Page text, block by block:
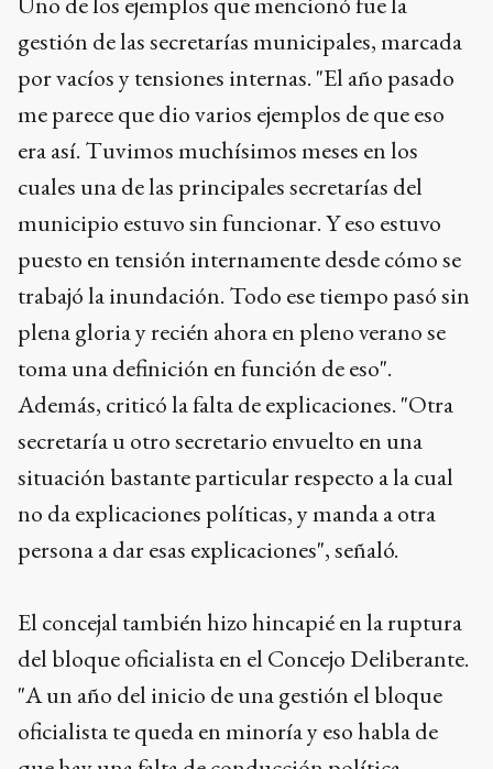
gestión de las secretarías municipales, marcada
por vacíos y tensiones internas. "El año pasado
me parece que dio varios ejemplos de que eso
era así. Tuvimos muchísimos meses en los
cuales una de las principales secretarías del
municipio estuvo sin funcionar. Y eso estuvo
puesto en tensión internamente desde cómo se
trabajó la inundación. Todo ese tiempo pasó sin
plena gloria y recién ahora en pleno verano se
toma una definición en función de eso".
Además, criticó la falta de explicaciones. "Otra
secretaría u otro secretario envuelto en una
situación bastante particular respecto a la cual
no da explicaciones políticas, y manda a otra
persona a dar esas explicaciones", señaló.
El concejal también hizo hincapié en la ruptura
del bloque oficialista en el Concejo Deliberante.
"A un año del inicio de una gestión el bloque
oficialista te queda en minoría y eso habla de